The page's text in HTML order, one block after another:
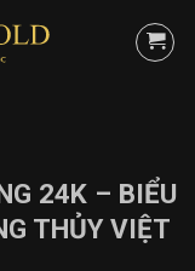
24K – BIỂU
THỦY VIỆT